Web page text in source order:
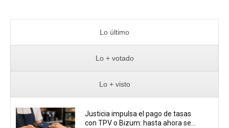
Lo último
Lo + votado
Lo + visto
Justicia impulsa el pago de tasas
con TPV o Bizum: hasta ahora se...